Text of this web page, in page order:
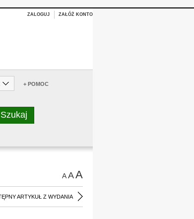
ZALOGUJ ZAŁÓŻ KONTO
+ POMOC
AAA
ARTYKUŁ Z WYDANIA